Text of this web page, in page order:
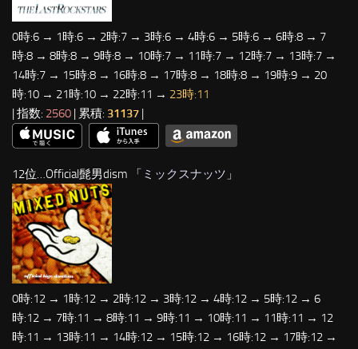
0時:6 → 1時:6 → 2時:7 → 3時:6 → 4時:6 → 5時:6 → 6時:8 → 7
時:8 → 8時:8 → 9時:8 → 10時:7 → 11時:7 → 12時:7 → 13時:7 →
14時:7 → 15時:8 → 16時:8 → 17時:8 → 18時:8 → 19時:9 → 20
時:10 → 21時:10 → 22時:11 → 23時:11
| 指数: 2560 | 累積: 31137 |
12位…Official髭男dism 「 ミックスナッツ 」
0時:12 → 1時:12 → 2時:12 → 3時:12 → 4時:12 → 5時:12 → 6
時:12 → 7時:11 → 8時:11 → 9時:11 → 10時:11 → 11時:11 → 12
時:11 → 13時:11 → 14時:12 → 15時:12 → 16時:12 → 17時:12 →